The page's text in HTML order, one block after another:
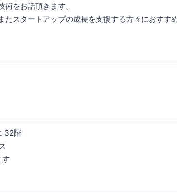
をお話頂きます。
スタートアップの成長を支援する方々におすす
32階